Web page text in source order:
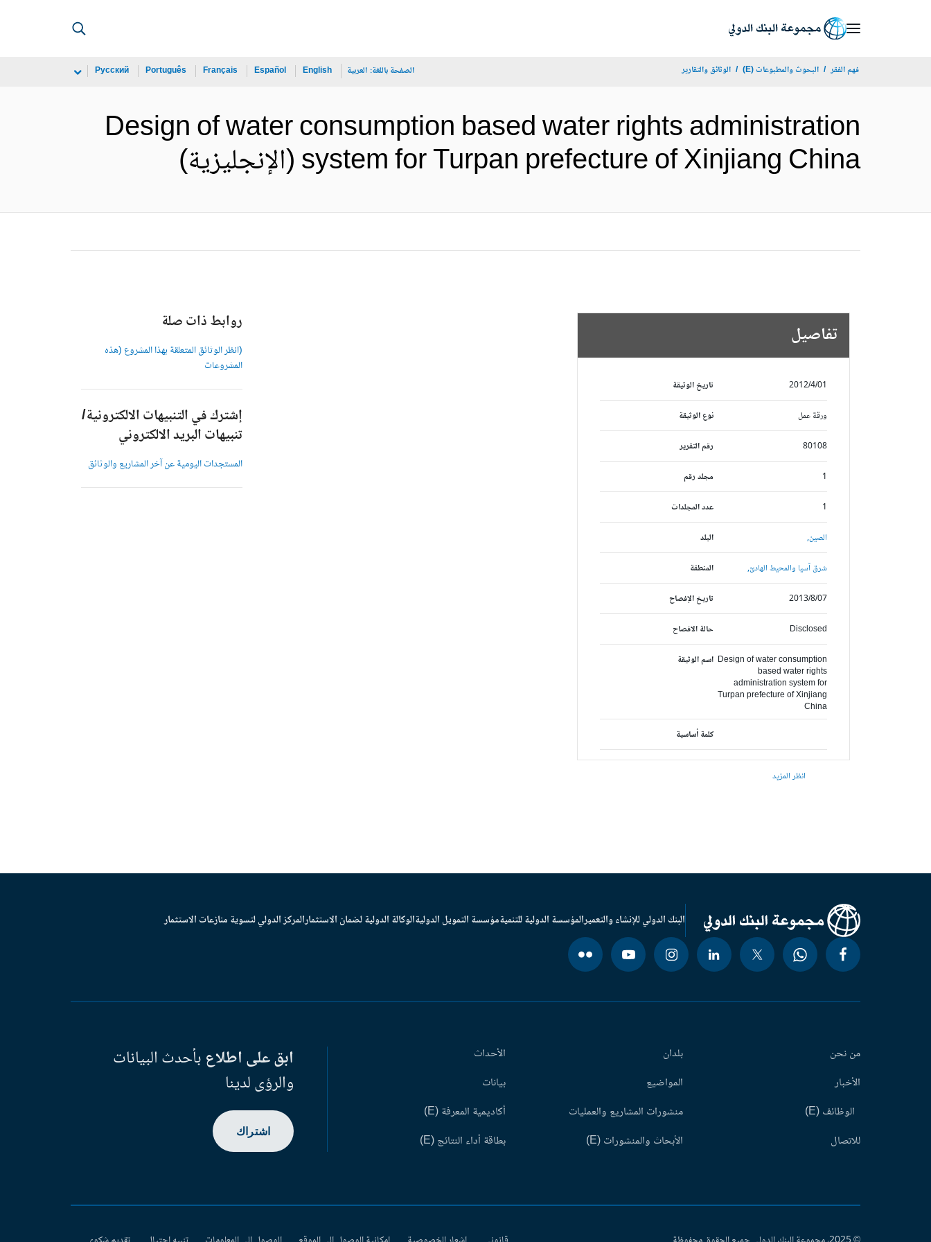
فهم الفقر البحوث والمطبوعات (E) الوثائق والتقارير الصفحة باللغة: العربية English
Español
Français
Português
Русский
Design of water consumption based water rights administration
system for Turpan prefecture of Xinjiang China (الإنجليزية)
تفاصيل
تاريخ الوثيقة 2012/4/01
نوع الوثيقة ورقة عمل
رقم التقرير 80108
مجلد رقم 1
عدد المجلدات 1
البلد الصين,
المنطقة شرق آسيا والمحيط الهادئ,
تاريخ الإفصاح 2013/8/07
حالة الافصاح Disclosed
اسم الوثيقة Design of water consumption
based water rights
administration system for
Turpan prefecture of Xinjiang
China
كلمة أساسية
انظر المزيد
روابط ذات صلة
(انظر الوثائق المتعلقة بهذا المشروع (هذه
المشروعات
إشترك في التنبيهات الالكترونية/
تنبيهات البريد الالكتروني
المستجدات اليومية عن آخر المشاريع والوثائق
البنك الدولي للإنشاء والتعميرالمؤسسة الدولية للتنميةمؤسسة التمويل الدوليةالوكالة الدولية لضمان الاستثمارالمركز الدولي لتسوية منازعات الاستثمار
من نحن
الأخبار
الوظائف (E)
للاتصال
بلدان
المواضيع
منشورات المشاريع والعمليات
الأبحاث والمنشورات (E)
الأحداث
بيانات
أكاديمية المعرفة (E)
بطاقة أداء النتائج (E)
ابق على اطلاعبأحدث البيانات
والرؤى لدينا
اشتراك